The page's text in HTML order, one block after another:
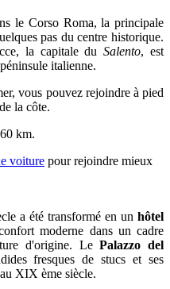
le Corso Roma, la principale
pas du centre historique.
la capitale duSalento, est
italienne.
vous pouvez rejoindre à pied
la côte.
km.
voiture pour rejoindre mieux
a été transformé en un hôtel
moderne dans un cadre
d'origine. LePalazzo del
fresques de stucs et ses
XIX ème siècle.